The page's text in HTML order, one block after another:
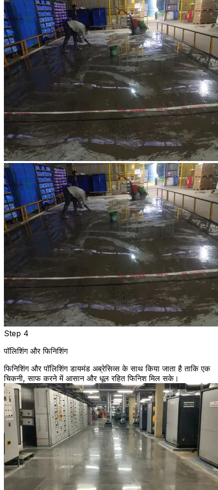
Step 4
पॉलिशिंग और फिनिशिंग
फिनिशिंग और पॉलिशिंग डायमंड अब्रेसिव्स के साथ किया जाता है ताकि एक
चिकनी, साफ करने में आसान और धूल रहित फिनिश मिल सके।